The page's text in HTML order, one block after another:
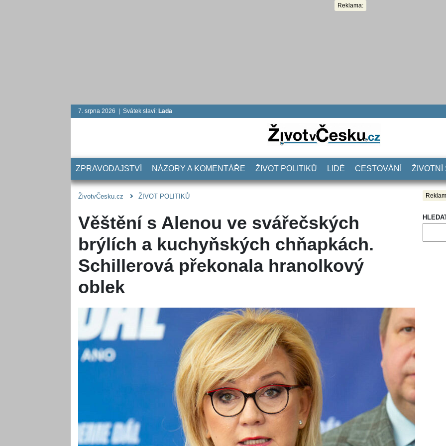
Reklama:
7. srpna 2026 | Svátek slaví: Lada
ZPRAVODAJSTVÍ NÁZORY A KOMENTÁŘE ŽIVOT POLITIKŮ LIDÉ CESTOVÁNÍ ŽIVOTNÍ
ŽivotvČesku.cz ŽIVOT POLITIKŮ
Věštění s Alenou ve svářečských
brýlích a kuchyňských chňapkách.
Schillerová překonala hranolkový
oblek